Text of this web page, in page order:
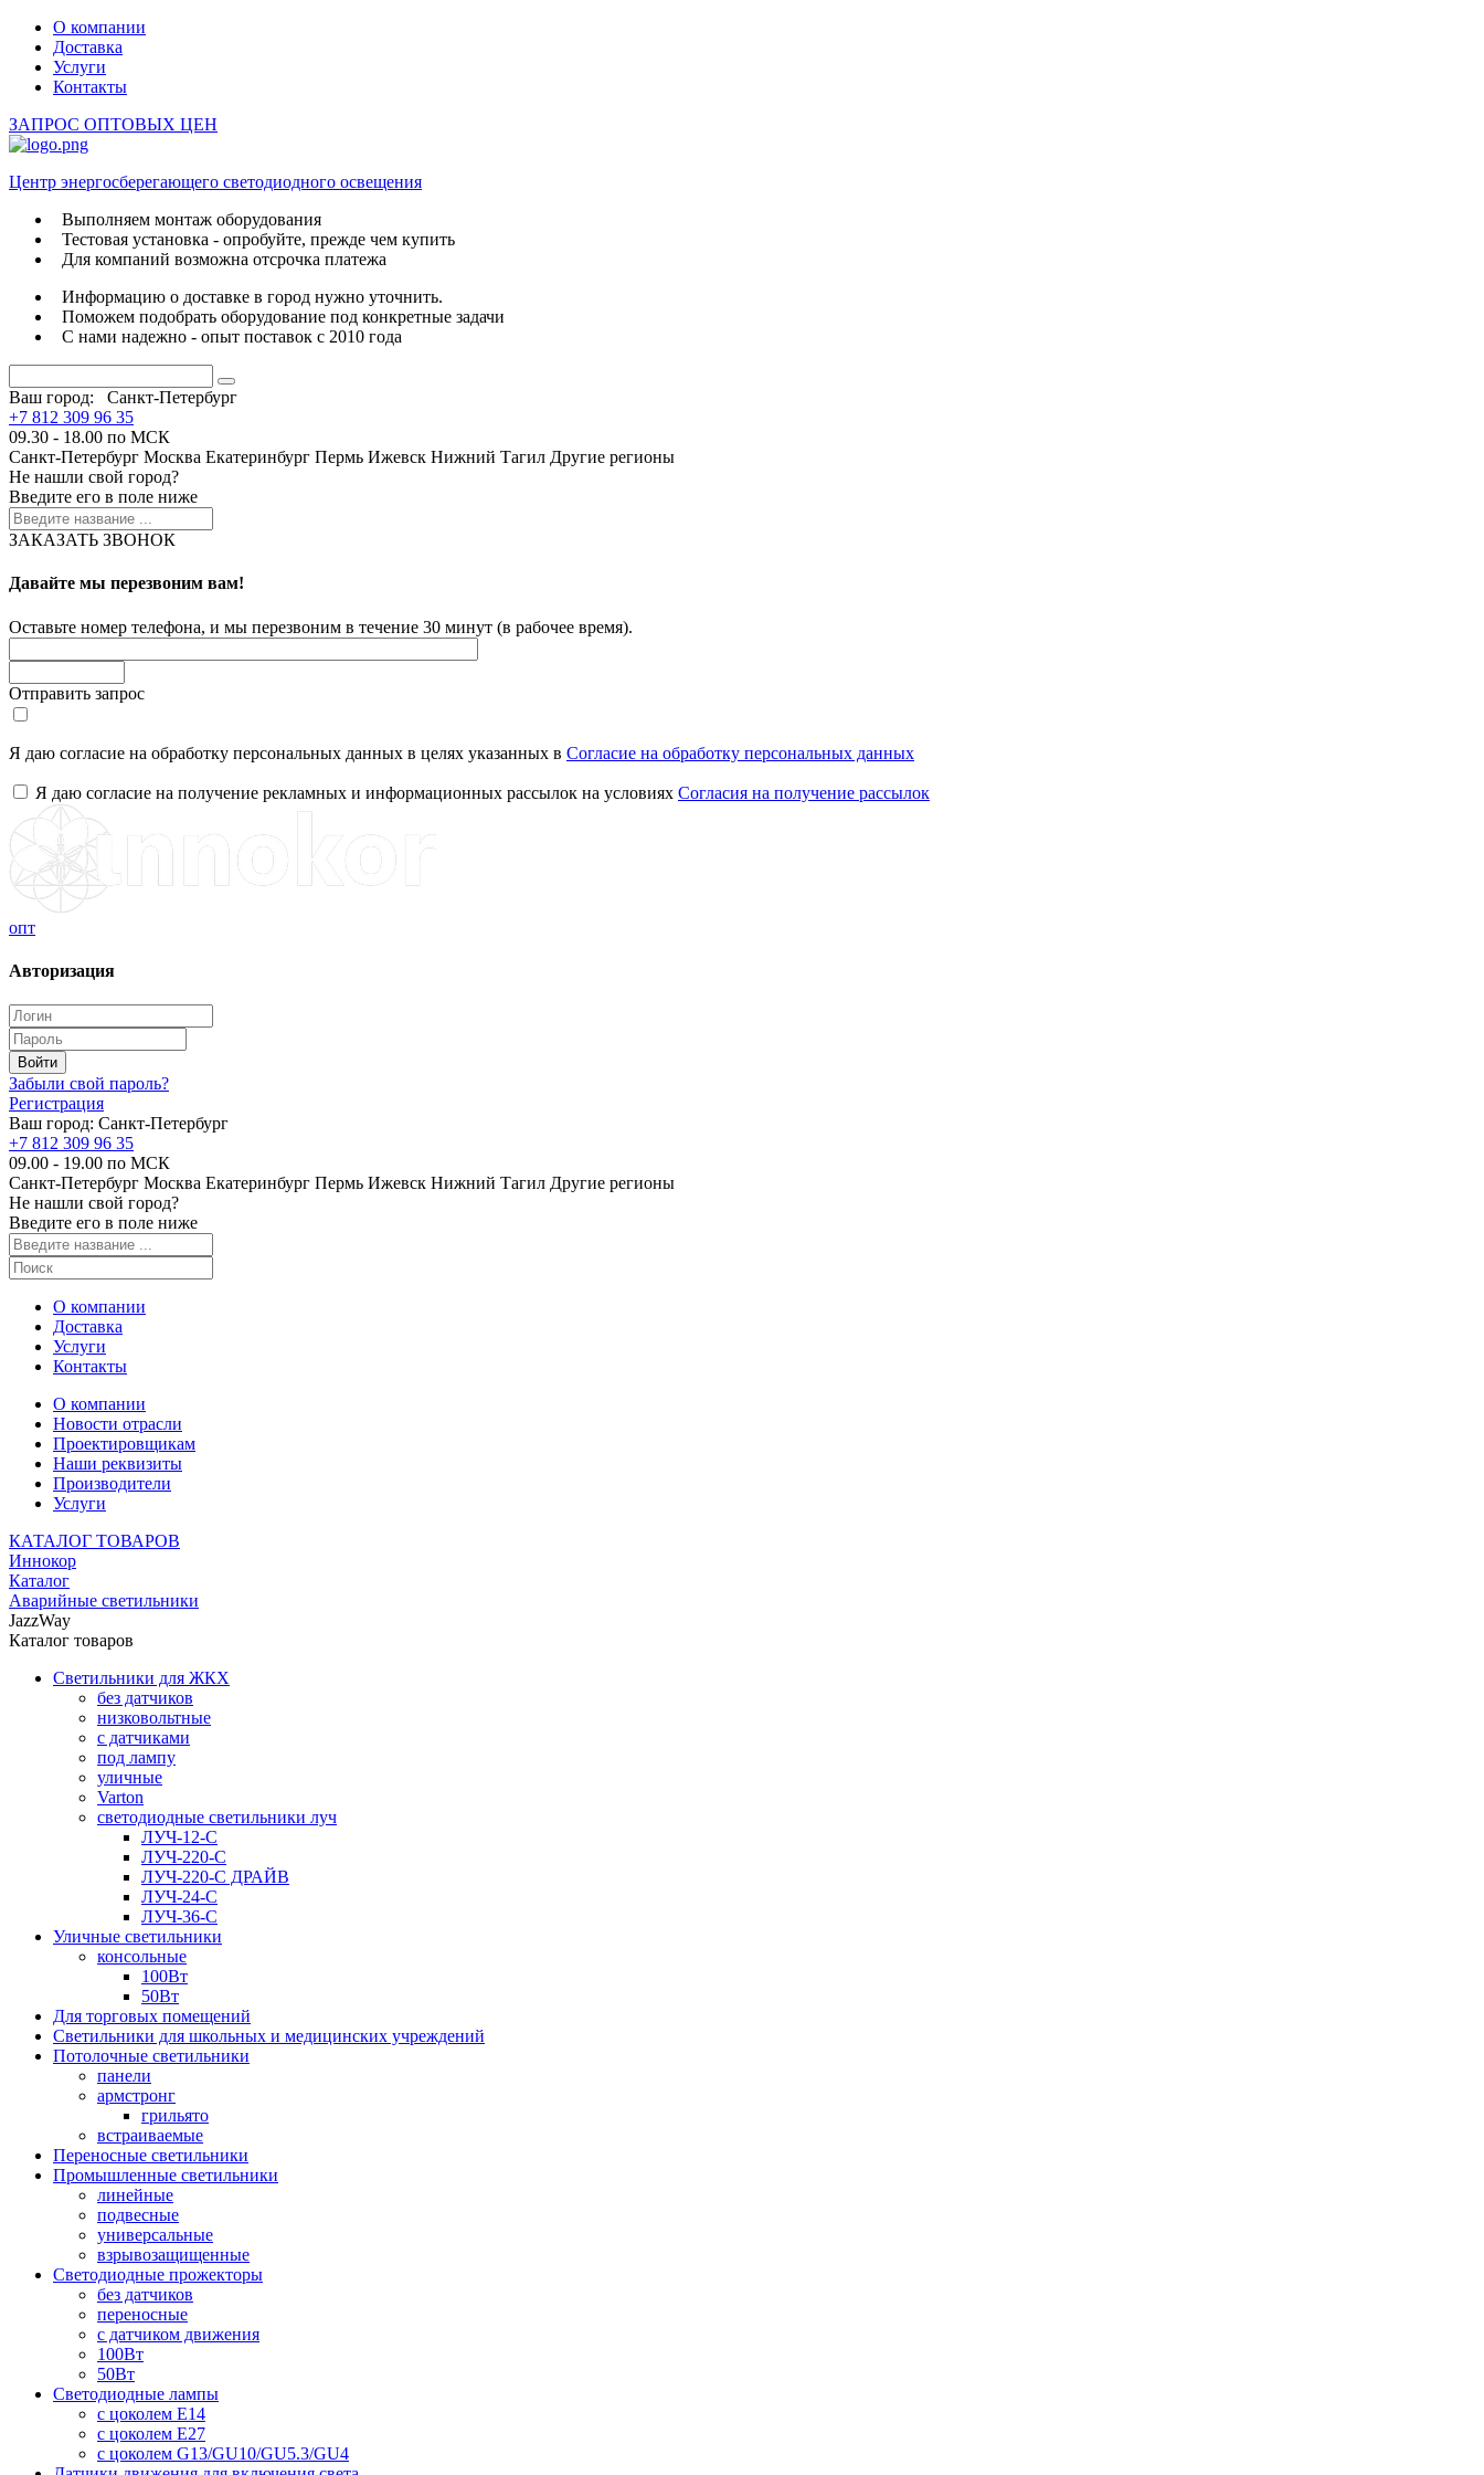
О компании
Доставка
Услуги
Контакты
ЗАПРОС ОПТОВЫХ ЦЕН
Центр энергосберегающего светодиодного освещения
Выполняем монтаж оборудования
Тестовая установка - опробуйте, прежде чем купить
Для компаний возможна отсрочка платежа
Информацию о доставке в город нужно уточнить.
Поможем подобрать оборудование под конкретные задачи
С нами надежно - опыт поставок с 2010 года
Ваш город:
Санкт-Петербург
+7 812 309 96 35
09.30 - 18.00 по МСК
Санкт-Петербург Москва Екатеринбург Пермь Ижевск Нижний Тагил Другие регионы
Не нашли свой город?
Введите его в поле ниже
ЗАКАЗАТЬ ЗВОНОК
Давайте мы перезвоним вам!
Оставьте номер телефона, и мы перезвоним в течение 30 минут (в рабочее время).
Отправить запрос
Я даю согласие на обработку персональных данных в целях указанных в Согласие на обработку персональных данных
Я даю согласие на получение рекламных и информационных рассылок на условиях Согласия на получение рассылок
опт
Авторизация
Забыли свой пароль?
Регистрация
Ваш город: Санкт-Петербург
+7 812 309 96 35
09.00 - 19.00 по МСК
Санкт-Петербург Москва Екатеринбург Пермь Ижевск Нижний Тагил Другие регионы
Не нашли свой город?
Введите его в поле ниже
О компании
Доставка
Услуги
Контакты
О компании
Новости отрасли
Проектировщикам
Наши реквизиты
Производители
Услуги
КАТАЛОГ ТОВАРОВ
Иннокор
Каталог
Аварийные светильники
JazzWay
Каталог товаров
Светильники для ЖКХ
без датчиков
низковольтные
с датчиками
под лампу
уличные
Varton
светодиодные светильники луч
ЛУЧ-12-С
ЛУЧ-220-С
ЛУЧ-220-С ДРАЙВ
ЛУЧ-24-С
ЛУЧ-36-С
Уличные светильники
консольные
100Вт
50Вт
Для торговых помещений
Светильники для школьных и медицинских учреждений
Потолочные светильники
панели
армстронг
грильято
встраиваемые
Переносные светильники
Промышленные светильники
линейные
подвесные
универсальные
взрывозащищенные
Светодиодные прожекторы
без датчиков
переносные
с датчиком движения
100Вт
50Вт
Светодиодные лампы
с цоколем E14
с цоколем E27
с цоколем G13/GU10/GU5.3/GU4